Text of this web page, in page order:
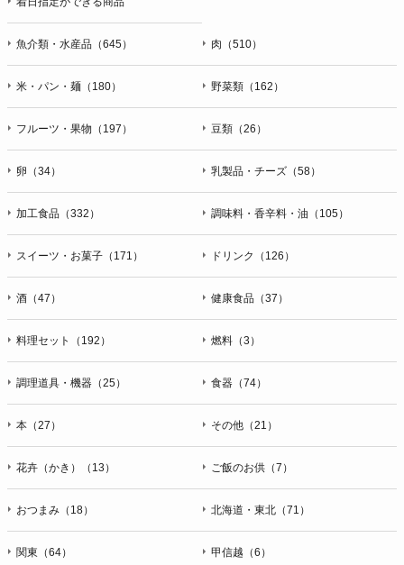
魚介類・水産品（645） 肉（510）
米・パン・麺（180） 野菜類（162）
フルーツ・果物（197） 豆類（26）
卵（34） 乳製品・チーズ（58）
加工食品（332） 調味料・香辛料・油（105）
スイーツ・お菓子（171） ドリンク（126）
酒（47） 健康食品（37）
料理セット（192） 燃料（3）
調理道具・機器（25） 食器（74）
本（27） その他（21）
花卉（かき）（13） ご飯のお供（7）
おつまみ（18） 北海道・東北（71）
関東（64） 甲信越（6）